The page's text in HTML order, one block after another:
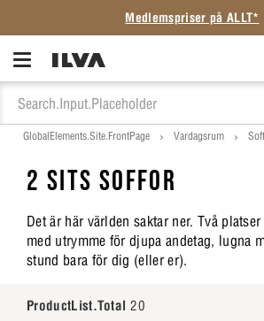
Medlemspriser på ALLT*
GlobalElements.Site.FrontPage Vardagsrum
2 SITS SOFFOR
Det är här världen saktar ner. Två
med utrymme för djupa andetag, lugna
stund bara för dig (eller er).
ProductList.Total 20